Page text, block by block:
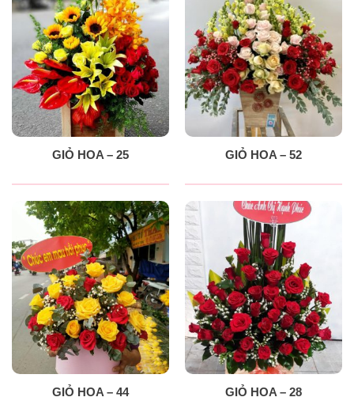
GIỎ HOA – 25 GIỎ HOA – 52
GIỎ HOA – 44 GIỎ HOA – 28